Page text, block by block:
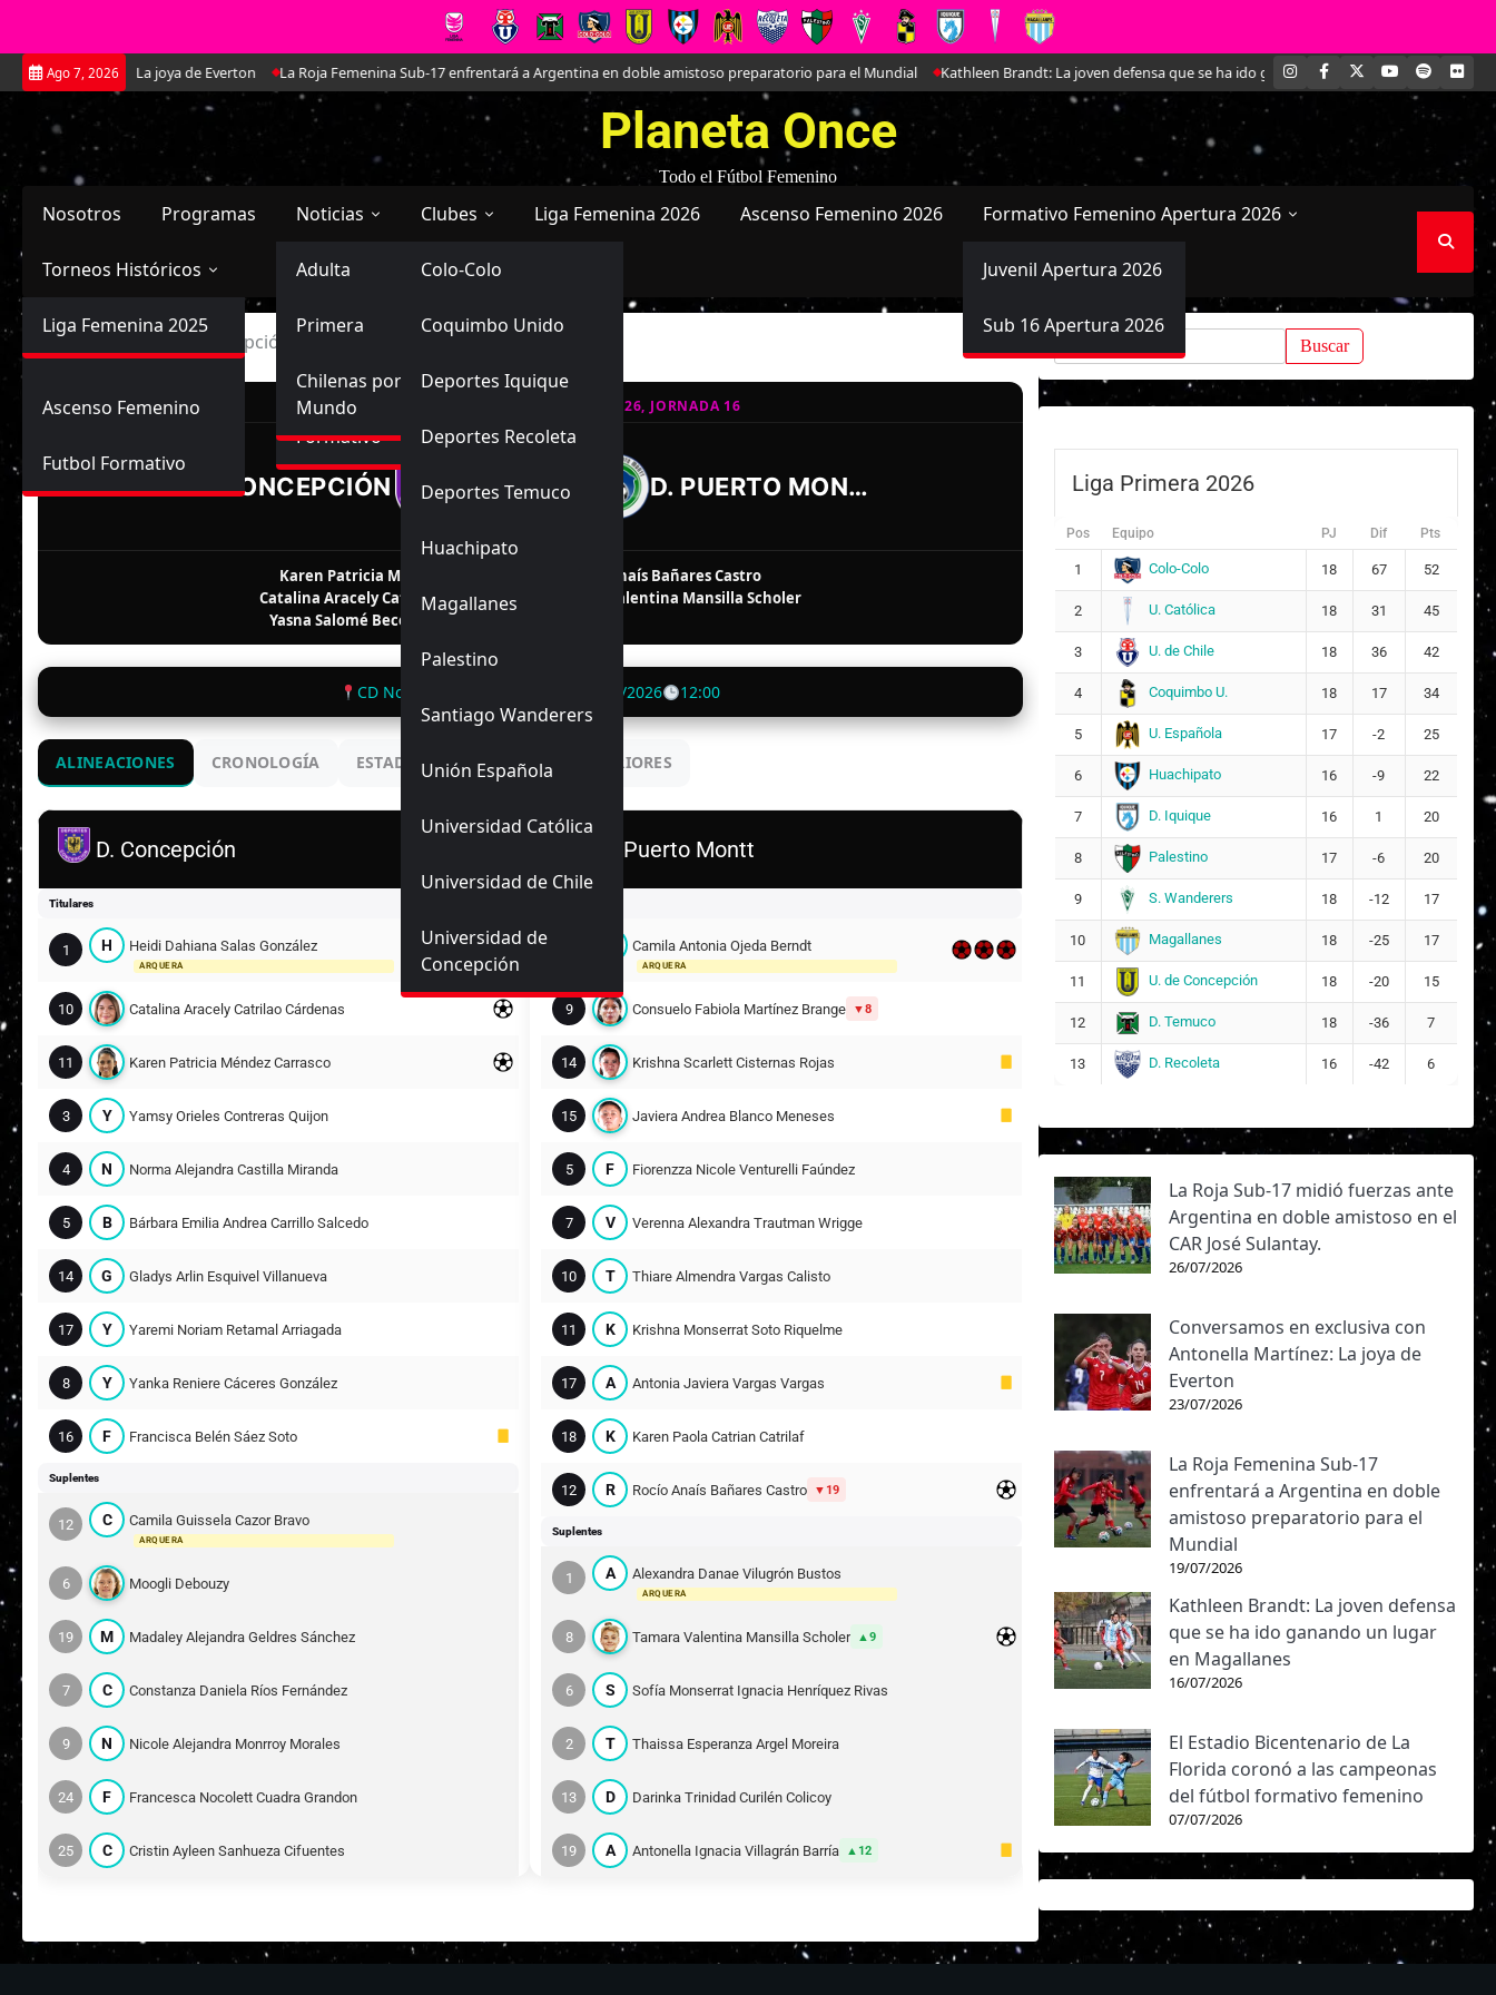
Saltar
al
contenido
Ago 7, 2026
Martínez: La joya de Everton La Roja Femenina Sub-17 enfrentará a Argentina en doble amistoso preparatorio para el Mundial Kathleen Brandt: La joven defensa que se ha ido ganando un lugar en Magallanes
INSTAGRAM
FACEBOOK YOUTUBE
SPOTIFY
Planeta Once
Todo el Fútbol Femenino
Nosotros Programas Noticias
Selección Chilena
Adulta
Sub-20
Sub-17
Futbol Nacional
Primera
Ascenso
Formativo
Futbol Internacional
Chilenas por el
Mundo
Clubes
Primera
Colo-Colo
Coquimbo Unido
Deportes Iquique
Deportes Recoleta
Deportes Temuco
Huachipato
Magallanes
Palestino
Santiago Wanderers
Unión Española
Universidad Católica
Universidad de Chile
Universidad de
Concepción
Ascenso
Liga Femenina 2026 Ascenso Femenino 2026 Formativo Femenino Apertura 2026
Juvenil Apertura 2026
Sub 16 Apertura 2026
Torneos Históricos
Primera División
Femenina
Liga Femenina 2025
Ascenso Femenino
Futbol Formativo
Inicio Deportes Concepción vs Deportes Puerto Montt
LIGA FEMENINA, ASCENSO FEMENINO 2026, JORNADA 16
D. CONCEPCIÓN 3 D. PUERTO MONTT
Karen Patricia Méndez Carrasco
Catalina Aracely Catrilao Cárdenas50'
Yasna Salomé Becerra Almonacid
Rocío Anaís Bañares Castro
Tamara Valentina Mansilla Scholer
CD Nonguén Ricardo Keller 27/06/2026 12:00
ALINEACIONES CRONOLOGÍA ESTADIO ENCUENTROS ANTERIORES
D. Concepción
Titulares
1 H Heidi Dahiana Salas González
ARQUERA
10 Catalina Aracely Catrilao Cárdenas
11 Karen Patricia Méndez Carrasco
3 Y Yamsy Orieles Contreras Quijon
4 N Norma Alejandra Castilla Miranda
5 B Bárbara Emilia Andrea Carrillo Salcedo
14 G Gladys Arlin Esquivel Villanueva
17 Y Yaremi Noriam Retamal Arriagada
8 Y Yanka Reniere Cáceres González
16 F Francisca Belén Sáez Soto
Suplentes
12 C Camila Guissela Cazor Bravo
ARQUERA
6 Moogli Debouzy
19 M Madaley Alejandra Geldres Sánchez
7 C Constanza Daniela Ríos Fernández
9 N Nicole Alejandra Monrroy Morales
24 F Francesca Nocolett Cuadra Grandon
25 C Cristin Ayleen Sanhueza Cifuentes
D. Puerto Montt
Camila Antonia Ojeda Berndt
ARQUERA
9 Consuelo Fabiola Martínez Brange 8
14 Krishna Scarlett Cisternas Rojas
15 Javiera Andrea Blanco Meneses
5 F Fiorenzza Nicole Venturelli Faúndez
7 V Verenna Alexandra Trautman Wrigge
10 T Thiare Almendra Vargas Calisto
11 K Krishna Monserrat Soto Riquelme
17 A Antonia Javiera Vargas Vargas
18 K Karen Paola Catrian Catrilaf
12 R Rocío Anaís Bañares Castro 19
Suplentes
1 A Alexandra Danae Vilugrón Bustos
ARQUERA
8 Tamara Valentina Mansilla Scholer 9
6 S Sofía Monserrat Ignacia Henríquez Rivas
2 T Thaissa Esperanza Argel Moreira
13 D Darinka Trinidad Curilén Colicoy
19 A Antonella Ignacia Villagrán Barría 12
Buscar:
Liga Primera 2026
Pos Equipo PJ Dif Pts
1 Colo-Colo 18 67 52
2 U. Católica 18 31 45
3 U. de Chile 18 36 42
4 Coquimbo U. 18 17 34
5 U. Española 17 -2 25
6 Huachipato 16 -9 22
7 D. Iquique 16 1 20
8 Palestino 17 -6 20
9 S. Wanderers 18 -12 17
10 Magallanes 18 -25 17
11 U. de Concepción 18 -20 15
12 D. Temuco 18 -36 7
13 D. Recoleta 16 -42 6
La Roja Sub-17 midió fuerzas ante
Argentina en doble amistoso en el
CAR José Sulantay.
26/07/2026
Conversamos en exclusiva con
Antonella Martínez: La joya de
Everton
23/07/2026
La Roja Femenina Sub-17
enfrentará a Argentina en doble
amistoso preparatorio para el
Mundial
19/07/2026
Kathleen Brandt: La joven defensa
que se ha ido ganando un lugar
en Magallanes
16/07/2026
El Estadio Bicentenario de La
Florida coronó a las campeonas
del fútbol formativo femenino
07/07/2026